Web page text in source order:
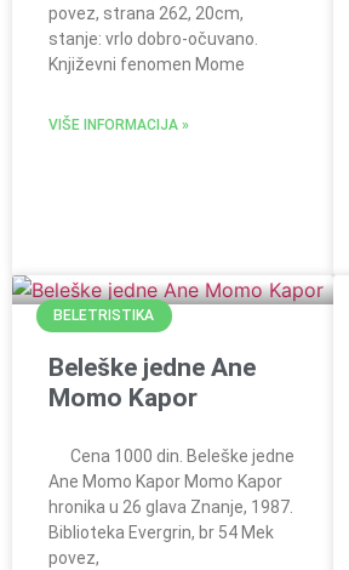
povez, strana 262, 20cm,
stanje: vrlo dobro-očuvano.
Književni fenomen Mome
VIŠE INFORMACIJA »
BELETRISTIKA
Beleške jedne Ane
Momo Kapor
Cena 1000 din. Beleške jedne
Ane Momo Kapor Momo Kapor
hronika u 26 glava Znanje, 1987.
Biblioteka Evergrin, br 54 Mek
povez,